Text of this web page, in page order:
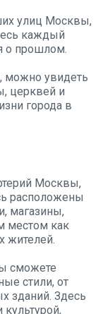
улиц Москвы,
каждый
о прошлом.
можно увидеть
церквей и
города в
Москвы,
расположены
магазины,
местом как
жителей.
сможете
стили, от
зданий. Здесь